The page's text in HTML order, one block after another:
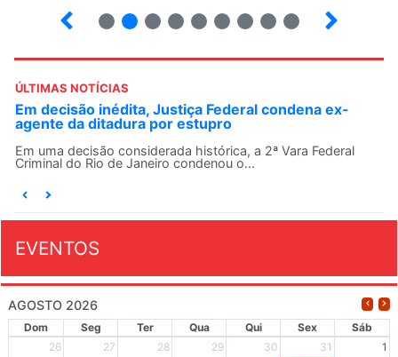
ÚLTIMAS NOTÍCIAS
Em decisão inédita, Justiça Federal condena ex-
agente da ditadura por estupro
Em uma decisão considerada histórica, a 2ª Vara Federal
Criminal do Rio de Janeiro condenou o...
EVENTOS
AGOSTO 2026
Dom Seg Ter Qua Qui Sex
Sáb
26
27 28 29 30 31 1